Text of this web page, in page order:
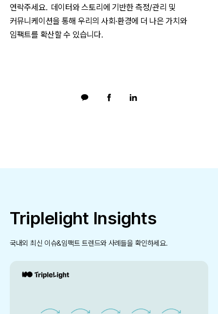
연락주세요. 데이터와 스토리에 기반한 측정/관리 및
커뮤니케이션을 통해 우리의 사회·환경에 더 나은 가치와
임팩트를 확산할 수 있습니다.
Triplelight Insights
국내외 최신 이슈&임팩트 트렌드와 사례들을 확인하세요.